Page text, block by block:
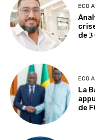
ECO
de
ECO
La
de